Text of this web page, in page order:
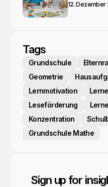
12. Dezember
Tags
Grundschule
Geometrie
Lernmotivation
Leseförderung
Konzentration
Grundschule Mathe
Sign up for